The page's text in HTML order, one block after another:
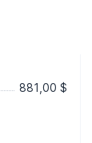
881,00 $